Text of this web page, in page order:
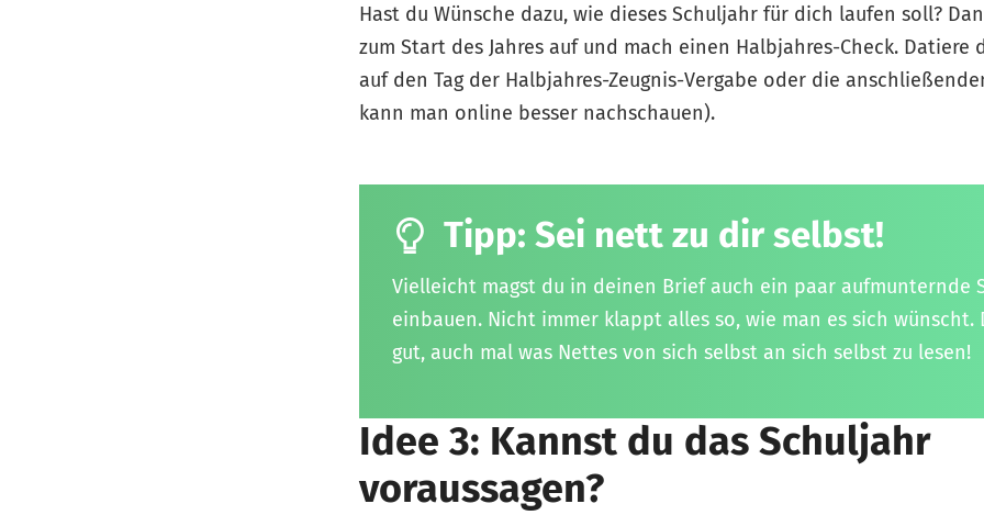
Hast du Wünsche dazu, wie dieses Schuljahr für dich laufen soll?
zum Start des Jahres auf und mach einen Halbjahres-Check. Datiere
auf den Tag der Halbjahres-Zeugnis-Vergabe oder die
kann man online besser nachschauen).
Tipp: Sei nett zu dir selbst!
Vielleicht magst du in deinen Brief auch ein paar aufmunternde
einbauen. Nicht immer klappt alles so, wie man es sich wünscht.
gut, auch mal was Nettes von sich selbst an sich selbst zu lesen!
Idee 3: Kannst du das Schuljahr
voraussagen?